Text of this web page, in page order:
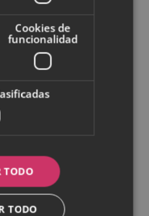
gafas de
Cookies de
funcionalidad
TODO
TODO